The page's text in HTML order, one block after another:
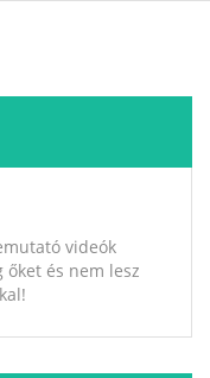
videók
és nem lesz